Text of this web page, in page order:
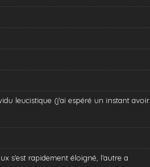
leucistique (j'ai espéré un instant avoir
s'est rapidement éloigné, l'autre a